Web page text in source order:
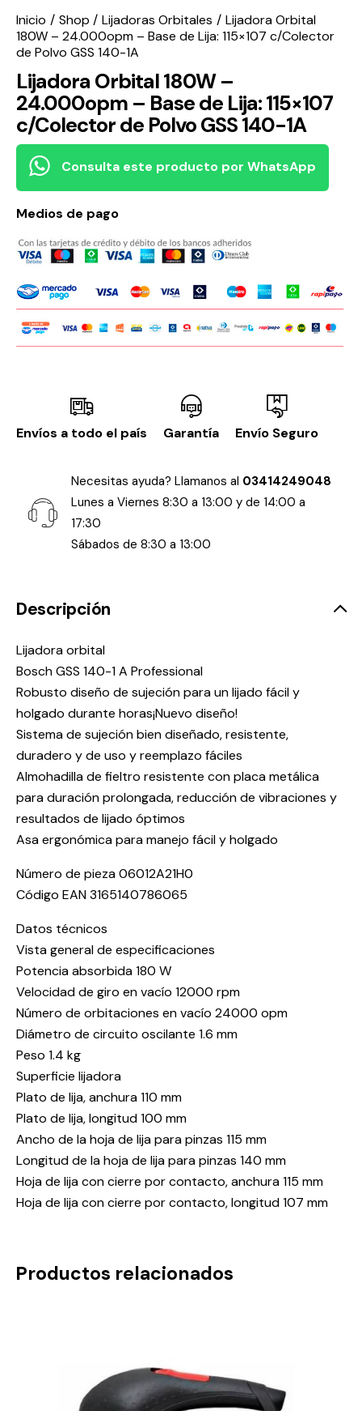
Inicio Shop Lijadoras Orbitales
Lijadora Orbital
180W – 24.000opm – Base de Lija: 115×107 c/Colector
de Polvo GSS 140-1A
Lijadora Orbital 180W –
24.000opm – Base de Lija: 115×107
c/Colector de Polvo GSS 140-1A
Consulta este producto por WhatsApp
Medios de pago
Envíos a todo el país Garantía Envío Seguro
Necesitas ayuda? Llamanos al 03414249048
Lunes a Viernes 8:30 a 13:00 y de 14:00 a
17:30
Sábados de 8:30 a 13:00
Descripción
Lijadora orbital
Bosch GSS 140-1 A Professional
Robusto diseño de sujeción para un lijado fácil y
holgado durante horas¡Nuevo diseño!
Sistema de sujeción bien diseñado, resistente,
duradero y de uso y reemplazo fáciles
Almohadilla de fieltro resistente con placa metálica
para duración prolongada, reducción de vibraciones y
resultados de lijado óptimos
Asa ergonómica para manejo fácil y holgado
Número de pieza 06012A21H0
Código EAN 3165140786065
Datos técnicos
Vista general de especificaciones
Potencia absorbida 180 W
Velocidad de giro en vacío 12000 rpm
Número de orbitaciones en vacío 24000 opm
Diámetro de circuito oscilante 1.6 mm
Peso 1.4 kg
Superficie lijadora
Plato de lija, anchura 110 mm
Plato de lija, longitud 100 mm
Ancho de la hoja de lija para pinzas 115 mm
Longitud de la hoja de lija para pinzas 140 mm
Hoja de lija con cierre por contacto, anchura 115 mm
Hoja de lija con cierre por contacto, longitud 107 mm
Productos relacionados